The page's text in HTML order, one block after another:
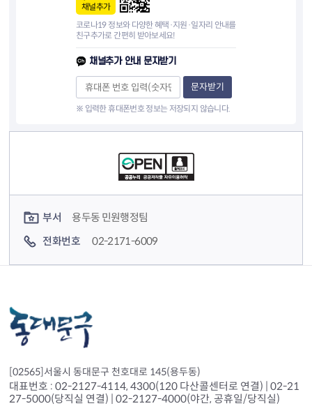
채널추가
코로나19 정보와 다양한 혜택·지원·일자리 안내를
친구추가로 간편히 받아보세요!
채널추가 안내 문자받기
문자받기
※ 입력한 휴대폰번호 정보는 저장되지 않습니다.
부서
용두동 민원행정팀
전화번호
02-2171-6009
[02565]서울시 동대문구 천호대로 145(용두동)
대표번호 : 02-2127-4114, 4300(120 다산콜센터로 연결) | 02-21
27-5000(당직실 연결) | 02-2127-4000(야간, 공휴일/당직실)